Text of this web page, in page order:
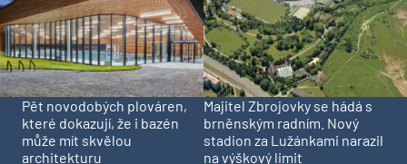
Pět novodobých plováren,
které dokazují, že i bazén
může mít skvělou
architekturu
Majitel Zbrojovky se hádá s
brněnským radním. Nový
stadion za Lužánkami narazil
na výškový limit